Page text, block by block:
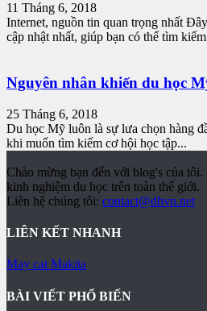
11 Tháng 6, 2018
Internet, nguồn tin quan trọng nhất
cập nhật nhất, giúp bạn có thể tìm
Nguyên nhân khiến du học
25 Tháng 6, 2018
Du học Mỹ luôn là sự lưa chọn hàng
khi muốn tìm kiếm cơ hội học tập...
Chào mừng bạn đến với blog's của
kinh nghiệm du học trên toàn thế giới.
Liên hệ chúng tôi: contact@dhvn.net
LIÊN KẾT NHANH
May cat Makita
BÀI VIẾT PHỔ BIẾN